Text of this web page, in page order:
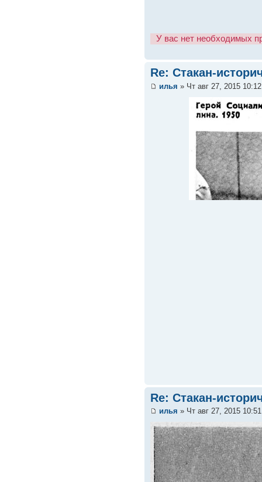
У вас нет необходимых
Re: Стакан-
илья » Чт авг 27, 2015
Re: Стакан-
илья » Чт авг 27, 2015